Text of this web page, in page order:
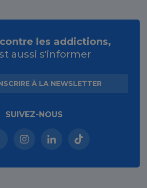
les addictions,
aussi s'informer
À LA NEWSLETTER
SUIVEZ-NOUS
(nouvelle fenêtre)
Instagram (nouvelle fenêtre)
Linkedin (nouvelle
Tiktok (nouvelle